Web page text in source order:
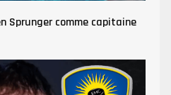
Sprunger comme capitaine